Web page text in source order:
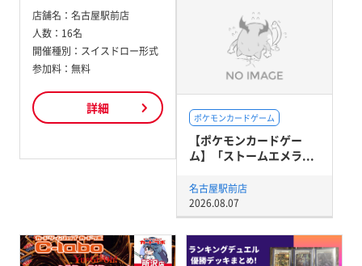
店舗名： 名古屋駅前店
人数： 16名
開催種別： スイスドロー形式
参加料： 無料
詳細
ポケモンカードゲーム
【ポケモンカードゲー
ム】「ストームエメラ...
名古屋駅前店
2026.08.07